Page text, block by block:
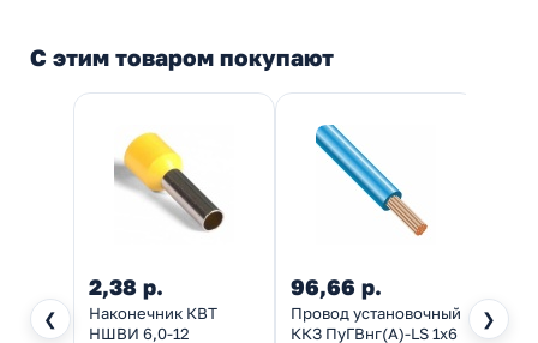
С этим товаром покупают
❮ ❯
2,38 р.
Наконечник КВТ
НШВИ 6,0-12
96,66 р.
Провод установочный
ККЗ ПуГВнг(А)-LS 1х6
ККЗ